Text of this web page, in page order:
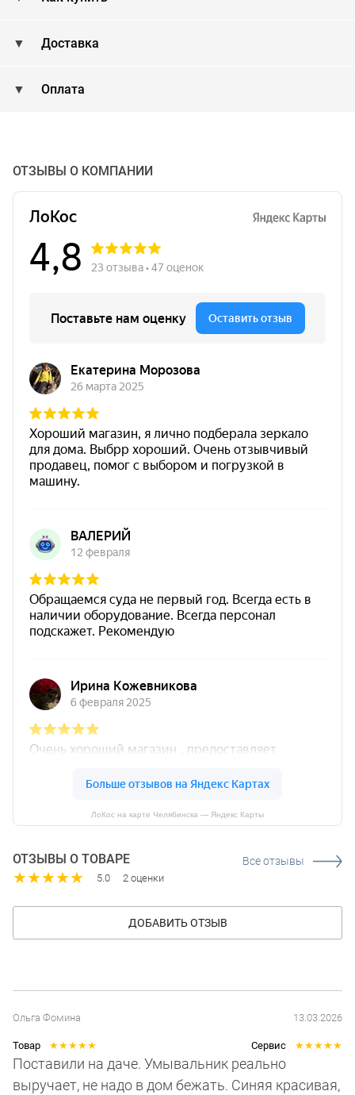
Доставка
Оплата
ОТЗЫВЫ О КОМПАНИИ
ЛоКос на карте Челябинска — Яндекс Карты
ОТЗЫВЫ О ТОВАРЕ Все отзывы
★★★★★ 5.0 2 оценки
ДОБАВИТЬ ОТЗЫВ
Ольга Фомина 13.03.2026
Товар ★★★★★ Сервис ★★★★★
Поставили на даче. Умывальник реально
выручает, не надо в дом бежать. Синяя красивая,